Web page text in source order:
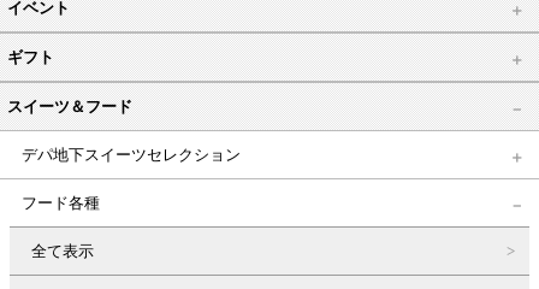
イベント
ギフト
スイーツ＆フード
デパ地下スイーツセレクション
フード各種
全て表示